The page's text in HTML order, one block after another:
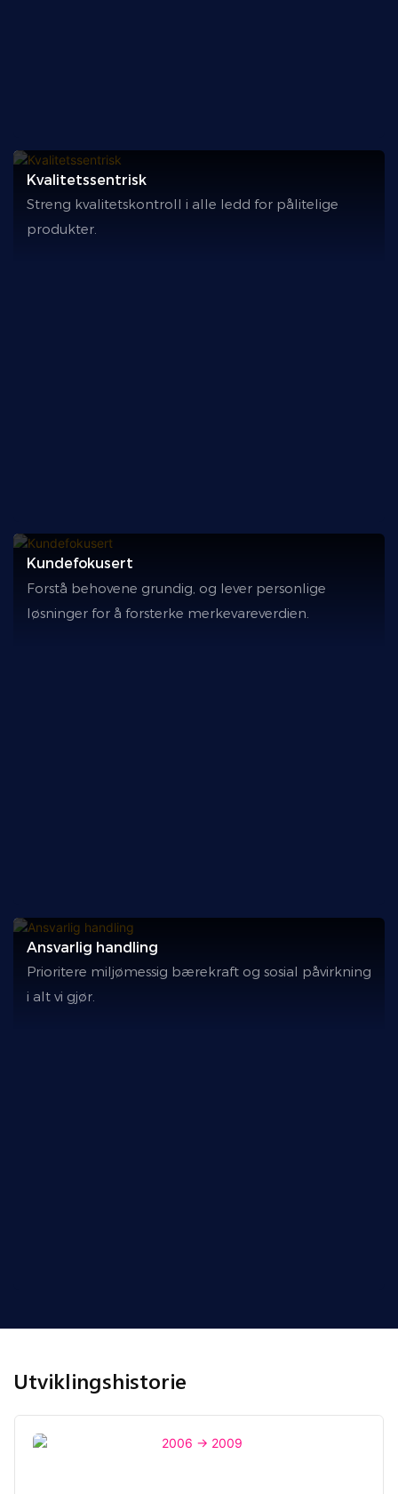
Kvalitetssentrisk
Streng kvalitetskontroll i alle ledd for pålitelige
produkter.
Kundefokusert
Forstå behovene grundig, og lever personlige
løsninger for å forsterke merkevareverdien.
Ansvarlig handling
Prioritere miljømessig bærekraft og sosial påvirkning
i alt vi gjør.
Utviklingshistorie